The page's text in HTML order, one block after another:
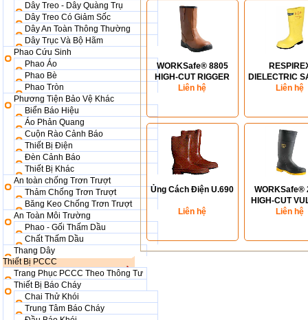
Dây Treo - Dây Quàng Trụ
Dây Treo Có Giảm Sốc
Dây An Toàn Thông Thường
Dây Trục Và Bộ Hãm
Phao Cứu Sinh
Phao Áo
Phao Bè
Phao Tròn
Phương Tiện Bảo Vệ Khác
Biển Báo Hiệu
Áo Phản Quang
Cuộn Rào Cảnh Báo
Thiết Bị Điện
Đèn Cảnh Báo
Thiết Bị Khác
An toàn chống Trơn Trượt
Thảm Chống Trơn Trượt
Băng Keo Chống Trơn Trượt
An Toàn Môi Trường
Phao - Gối Thấm Dầu
Chất Thấm Dầu
Thang Dây
Thiết Bị PCCC
Trang Phục PCCC Theo Thông Tư
Thiết Bị Báo Cháy
Chai Thử Khói
Trung Tâm Báo Cháy
WORKSafe® 8805
HIGH-CUT RIGGER
BOOTS (S3)
Liên hệ
DIELECTRIC
BOOTS
Liên hệ
Ủng Cách Điện U.690
Liên hệ
WORKSafe®
HIGH-CUT
BOOTS
Liên hệ